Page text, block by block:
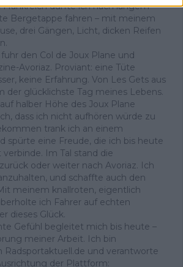
durfte ich nach langem
Bergetappe fahren – mit meinem
drei Gängen, Licht, dicken Reifen
den Col de Joux Plane und
Avoriaz. Proviant: eine Tüte
keine Erfahrung. Von Les Gets aus
der glücklichste Tag meines Lebens.
halber Höhe des Joux Plane
dass ich nicht aufhören würde zu
trank ich an einem
spürte eine Freude, die ich bis heute
Im Tal stand die
oder weiter nach Avoriaz. Ich
und schaffte auch den
meinem knallroten, eigentlich
ich Fahrer auf echten
dieses Glück.
Gefühl begleitet mich bis heute –
meiner Arbeit. Ich bin
Radsportaktuell.de und verantworte
der Plattform: